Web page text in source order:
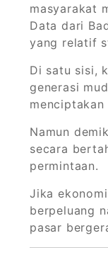
masyarakat
Data dari
yang relatif
Di satu sisi,
generasi
Namun
secara
permintaan.
Jika
berpeluang
pasar